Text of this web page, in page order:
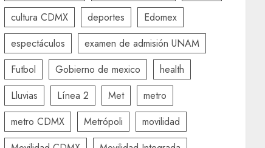
cultura CDMX
deportes
Edomex
espectáculos
examen de admisión UNAM
Futbol
Gobierno de mexico
health
Lluvias
Línea 2 Met
metro
metro CDMX
Metrópoli
movilidad